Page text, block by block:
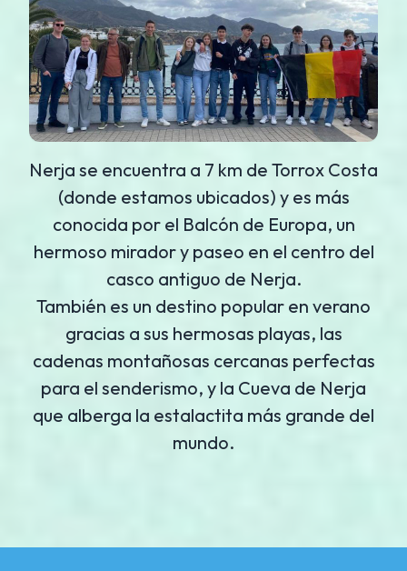
Nerja se encuentra a 7 km de Torrox Costa
(donde estamos ubicados) y es más
conocida por el Balcón de Europa, un
hermoso mirador y paseo en el centro del
casco antiguo de Nerja.
También es un destino popular en verano
gracias a sus hermosas playas, las
cadenas montañosas cercanas perfectas
para el senderismo, y la Cueva de Nerja
que alberga la estalactita más grande del
mundo.